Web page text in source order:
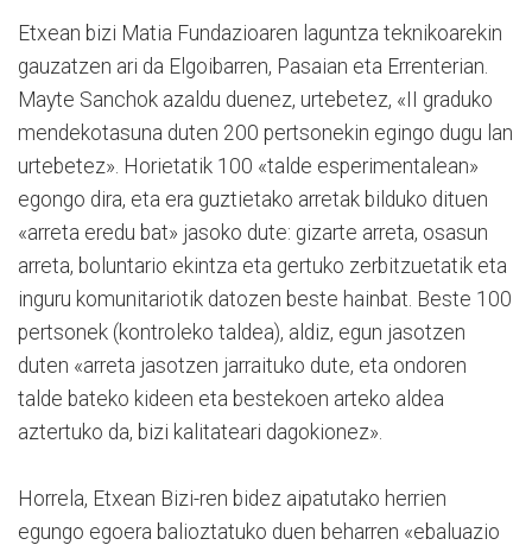
Etxean bizi Matia Fundazioaren laguntza teknikoarekin
gauzatzen ari da Elgoibarren, Pasaian eta Errenterian.
Mayte Sanchok azaldu duenez, urtebetez, «II graduko
mendekotasuna duten 200 pertsonekin egingo dugu lan
urtebetez». Horietatik 100 «talde esperimentalean»
egongo dira, eta era guztietako arretak bilduko dituen
«arreta eredu bat» jasoko dute: gizarte arreta, osasun
arreta, boluntario ekintza eta gertuko zerbitzuetatik eta
inguru komunitariotik datozen beste hainbat. Beste 100
pertsonek (kontroleko taldea), aldiz, egun jasotzen
duten «arreta jasotzen jarraituko dute, eta ondoren
talde bateko kideen eta bestekoen arteko aldea
aztertuko da, bizi kalitateari dagokionez».
Horrela, Etxean Bizi-ren bidez aipatutako herrien
egungo egoera balioztatuko duen beharren «ebaluazio